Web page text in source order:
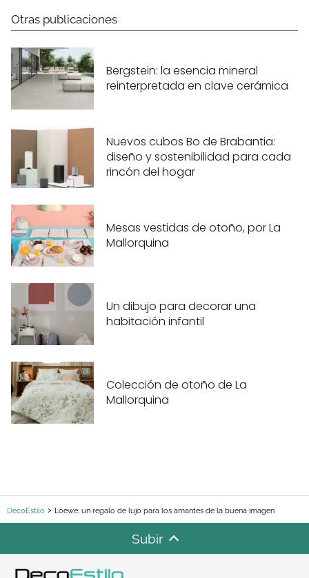
Otras publicaciones
Bergstein: la esencia mineral
reinterpretada en clave cerámica
Nuevos cubos Bo de Brabantia:
diseño y sostenibilidad para cada
rincón del hogar
Mesas vestidas de otoño, por La
Mallorquina
Un dibujo para decorar una
habitación infantil
Colección de otoño de La
Mallorquina
DecoEstilo Loewe, un regalo de lujo para los amantes de la buena imagen
Subir